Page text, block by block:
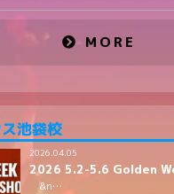
MORE
池袋校
2026.04.05
2026 5.2-5.6 Golden
&n…